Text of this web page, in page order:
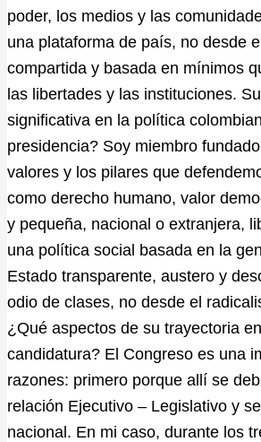
poder, los medios y las
una plataforma de país, no desde
compartida y basada en mínimos
las libertades y las instituciones.
significativa en la política
presidencia? Soy miembro
valores y los pilares que
como derecho humano, valor
y pequeña, nacional o extranjera,
una política social basada en la
Estado transparente, austero y
odio de clases, no desde el
¿Qué aspectos de su trayectoria
candidatura? El Congreso es una
razones: primero porque allí se
relación Ejecutivo – Legislativo y
nacional. En mi caso, durante los